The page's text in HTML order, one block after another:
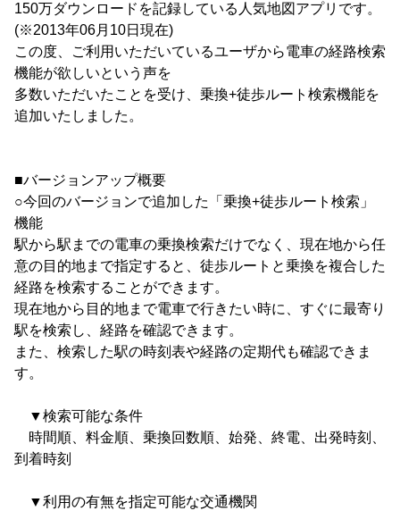
150万ダウンロードを記録している人気地図アプリです。
(※2013年06月10日現在)
この度、ご利用いただいているユーザから電車の経路検索
機能が欲しいという声を
多数いただいたことを受け、乗換+徒歩ルート検索機能を
追加いたしました。
■バージョンアップ概要
○今回のバージョンで追加した「乗換+徒歩ルート検索」
機能
駅から駅までの電車の乗換検索だけでなく、現在地から任
意の目的地まで指定すると、徒歩ルートと乗換を複合した
経路を検索することができます。
現在地から目的地まで電車で行きたい時に、すぐに最寄り
駅を検索し、経路を確認できます。
また、検索した駅の時刻表や経路の定期代も確認できま
す。
▼検索可能な条件
時間順、料金順、乗換回数順、始発、終電、出発時刻、
到着時刻
▼利用の有無を指定可能な交通機関